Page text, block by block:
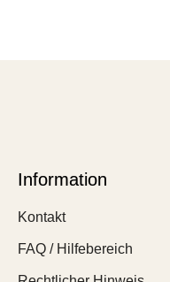
Information
Kontakt
FAQ / Hilfebereich